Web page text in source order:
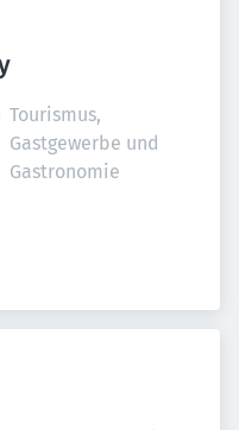
Tourismus,
Gastgewerbe und
Gastronomie